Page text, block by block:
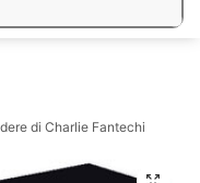
di Charlie Fantechi